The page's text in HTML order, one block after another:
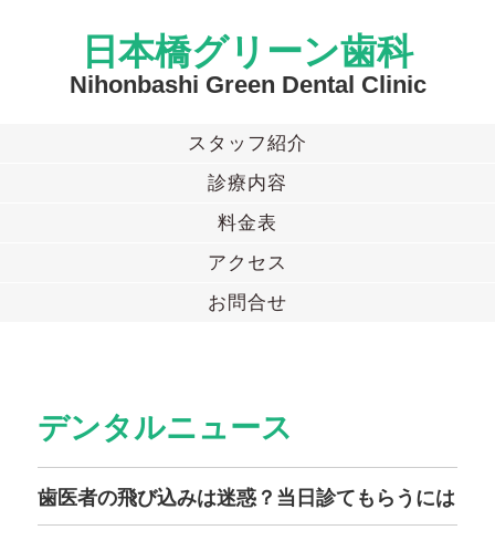
日本橋グリーン歯科
Nihonbashi Green Dental Clinic
スタッフ紹介
診療内容
料金表
アクセス
お問合せ
デンタルニュース
歯医者の飛び込みは迷惑？当日診てもらうには